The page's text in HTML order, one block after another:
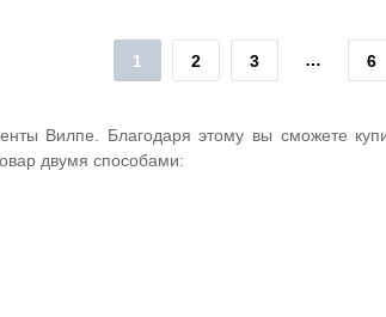
1 2 3 … 6
Вилпе. Благодаря этому вы сможете
двумя способами: